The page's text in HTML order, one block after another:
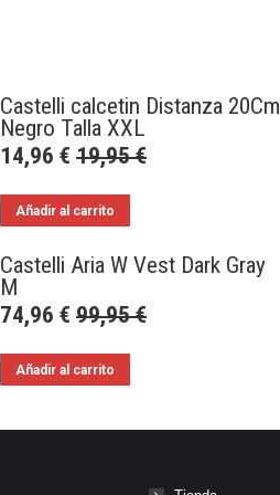
Castelli calcetin Distanza 20Cm
Negro Talla XXL
14,96€ 19,95€
Añadir al carrito
Castelli Aria W Vest Dark Gray
M
74,96€ 99,95€
Añadir al carrito